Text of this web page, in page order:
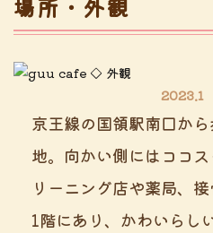
場所・外観
2023.1
京王線の国領駅南口か
地。向かい側にはココ
リーニング店や薬局、
1階にあり、かわいらし